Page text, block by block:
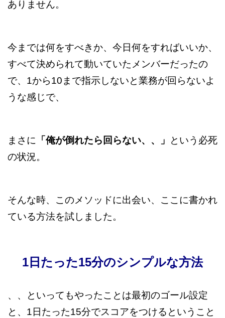
ありません。
今までは何をすべきか、今日何をすればいいか、
すべて決められて動いていたメンバーだったの
で、1から10まで指示しないと業務が回らないよ
うな感じで、
まさに 「俺が倒れたら回らない、、」
という必死
の状況。
そんな時、このメソッドに出会い、ここに書かれ
ている方法を試しました。
1日たった15分のシンプルな方法
、、といってもやったことは最初のゴール設定
と、1日たった15分でスコアをつけるということ